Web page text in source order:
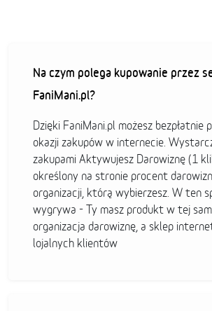
Na czym polega kupowanie przez
FaniMani.pl?
Dzięki FaniMani.pl możesz bezpłatnie
okazji zakupów w internecie.
zakupami Aktywujesz Darowiznę (1
określony na stronie procent
organizacji, którą wybierzesz. W ten
wygrywa - Ty masz produkt w tej
organizacja darowiznę, a sklep
lojalnych klientów